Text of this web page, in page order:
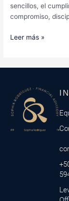
sencillos, el
compromiso,
Leer más »